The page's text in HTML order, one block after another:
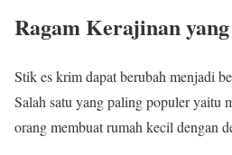
Ragam Kerajinan
Stik es krim dapat berubah menjadi
Salah satu yang paling populer yaitu
orang membuat rumah kecil dengan